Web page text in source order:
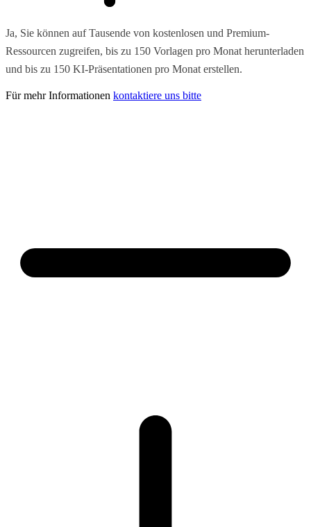
Ja, Sie können auf Tausende von kostenlosen und Premium-
Ressourcen zugreifen, bis zu 150 Vorlagen pro Monat herunterladen
und bis zu 150 KI-Präsentationen pro Monat erstellen.
Für mehr Informationen kontaktiere uns bitte